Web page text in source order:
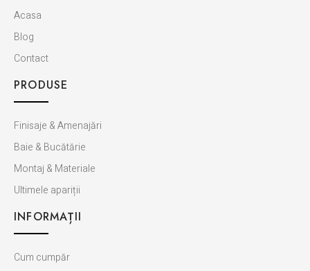
Acasa
Blog
Contact
PRODUSE
Finisaje & Amenajări
Baie & Bucătărie
Montaj & Materiale
Ultimele apariții
INFORMAȚII
Cum cumpăr